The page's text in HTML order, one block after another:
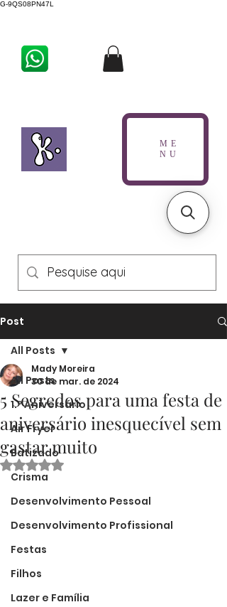
G-9QS08PN47L
ME
NU
Post
All Posts
1.º Aniversário
Air Fryer
Batizado
Crisma
Desenvolvimento Pessoal
Desenvolvimento Profissional
Festas
Filhos
Lazer e Família
All Posts
5 Segredos para uma festa de
aniversário inesquecível sem
gastar muito
Mady Moreira
30 de mar. de 2024
Avaliado com NaN de 5 estrelas.